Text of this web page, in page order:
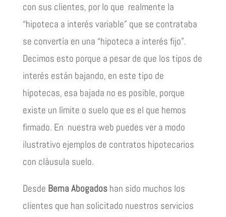
con sus clientes, por lo que realmente la
“hipoteca a interés variable” que se contrataba
se convertía en una “hipoteca a interés fijo”.
Decimos esto porque a pesar de que los tipos de
interés están bajando, en este tipo de
hipotecas, esa bajada no es posible, porque
existe un límite o suelo que es el que hemos
firmado. En nuestra web puedes ver a modo
ilustrativo ejemplos de contratos hipotecarios
con cláusula suelo.
Desde Berna Abogadoshan sido muchos los
clientes que han solicitado nuestros servicios